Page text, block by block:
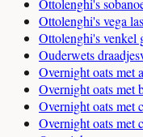
Ottolenghi's
Ottolenghi's vega
Ottolenghi's venkel
Ouderwets
Overnight oats met
Overnight oats met
Overnight oats met
Overnight oats met